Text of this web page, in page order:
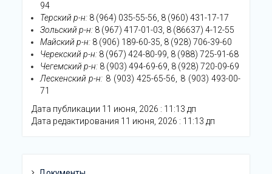
94
Терский р-н:8 (964) 035-55-56, 8 (960) 431-17-17
Зольский р-н:8 (967) 417-01-03, 8 (86637) 4-12-55
Майский р-н:8 (906) 189-60-35, 8 (928) 706-39-60
Черекский р-н:8 (967) 424-80-99, 8 (988) 725-91-68
Чегемский р-н:8 (903) 494-69-69, 8 (928) 720-09-69
Лескенский р-н: 8 (903) 425-65-56, 8 (903) 493-00-
71
Дата публикации 11 июня, 2026 : 11:13 дп
Дата редактирования 11 июня, 2026 : 11:13 дп